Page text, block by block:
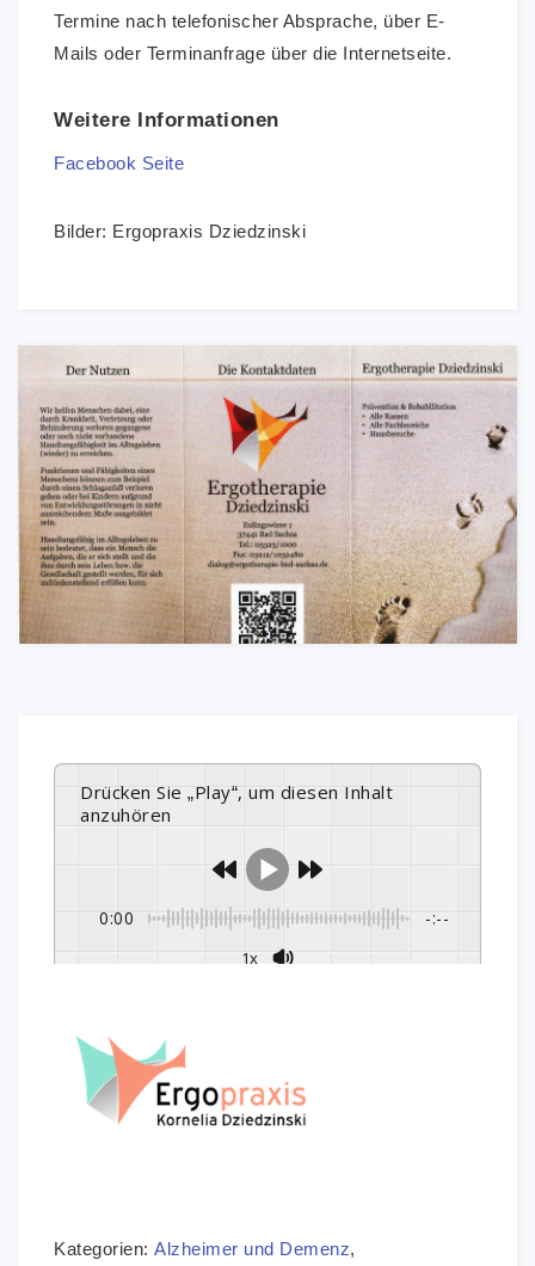
Drücken Sie „Play“, um diesen Inhalt
anzuhören
0:00 -:--
1x
Kategorien: Alzheimer und Demenz,
Termine nach telefonischer Absprache, über E-
Mails oder Terminanfrage über die Internetseite.
Weitere Informationen
Facebook Seite
Bilder: Ergopraxis Dziedzinski